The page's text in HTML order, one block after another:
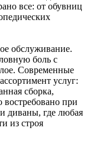
все: от обувниц
обслуживание.
боль с
Современные
услуг:
сборка,
при
диваны, где любая
из строя